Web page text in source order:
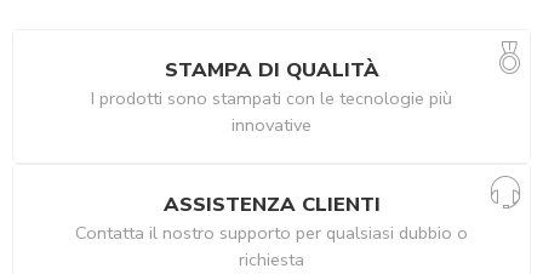
STAMPA DI QUALITÀ
I prodotti sono stampati con le tecnologie più
innovative
ASSISTENZA CLIENTI
Contatta il nostro supporto per qualsiasi dubbio o
richiesta